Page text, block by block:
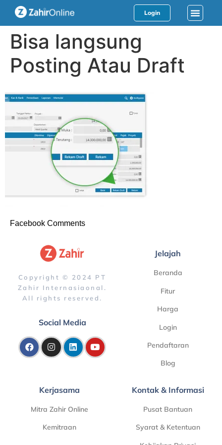
Login
Bisa langsung
Posting Atau Draft
Facebook Comments
Copyright © 2024 PT
Zahir Internasiaonal.
All rights reserved.
Social Media
Jelajah
Beranda
Fitur
Harga
Login
Pendaftaran
Blog
Kerjasama
Mitra Zahir Online
Kemitraan
Kontak & Informasi
Pusat Bantuan
Syarat & Ketentuan